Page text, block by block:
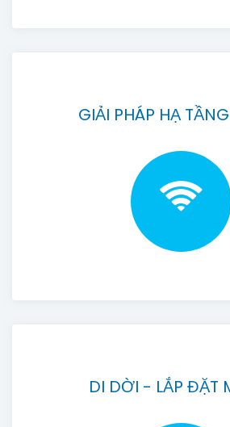
GIẢI PHÁP HẠ
DI DỜI - LẮP ĐẶT